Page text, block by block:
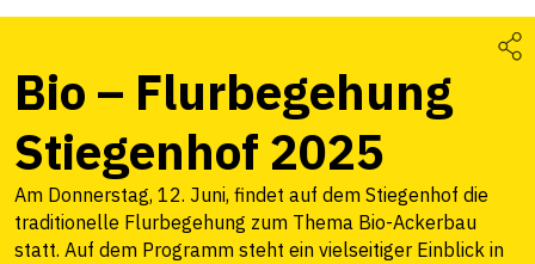
Bio – Flurbegehung
Stiegenhof 2025
Am Donnerstag, 12. Juni, findet auf dem Stiegenhof die
traditionelle Flurbegehung zum Thema Bio-Ackerbau
statt. Auf dem Programm steht ein vielseitiger Einblick in